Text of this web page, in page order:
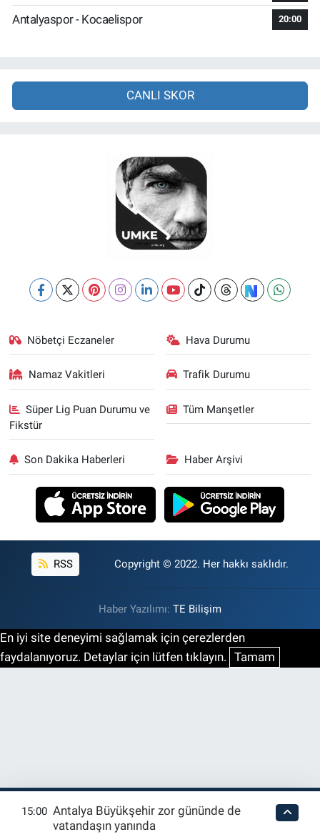
Antalyaspor - Kocaelispor 20:00
CANLI SKOR
Nöbetçi Eczaneler Hava Durumu
Namaz Vakitleri Trafik Durumu
Süper Lig Puan Durumu ve
Fikstür
Tüm Manşetler
Son Dakika Haberleri Haber Arşivi
RSS Copyright © 2022. Her hakkı saklıdır.
Haber Yazılımı: TE Bilişim
En iyi site deneyimi sağlamak için çerezlerden
faydalanıyoruz. Detaylar için lütfen tıklayın. Tamam
15:00 Antalya Büyükşehir zor gününde de
vatandaşın yanında